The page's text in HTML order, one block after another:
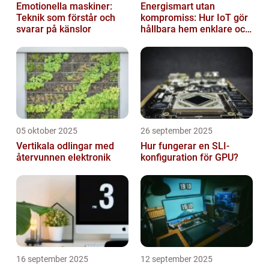
Emotionella maskiner:
Teknik som förstår och
svarar på känslor
Energismart utan
kompromiss: Hur IoT gör
hållbara hem enklare och
05 oktober 2025
Vertikala odlingar med
återvunnen elektronik
26 september 2025
Hur fungerar en SLI-
konfiguration för GPU?
16 september 2025 12 september 2025